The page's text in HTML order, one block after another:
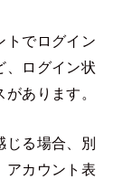
トでログイン
、ログイン状
あります。
じる場合、別
アカウント表